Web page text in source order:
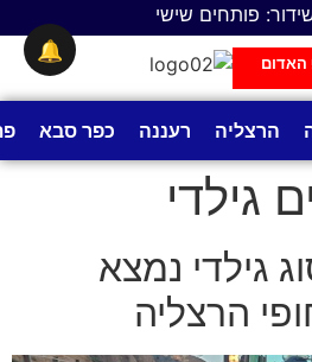
פותחים שישי
האדום
הרצליה רעננה כפר סבא
גילדי
גילדי נמצא
הרצליה
🔔